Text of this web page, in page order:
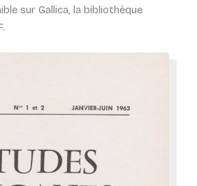
sur Gallica, la bibliothèque